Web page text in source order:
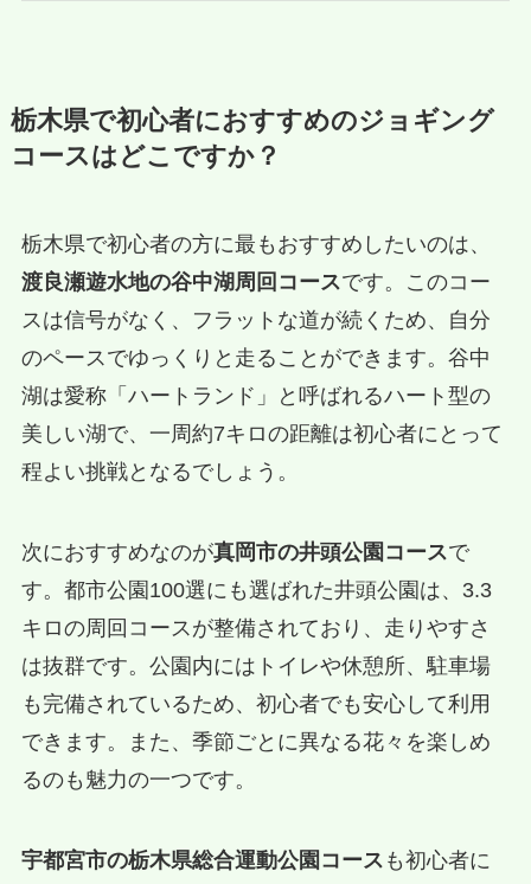
栃木県で初心者におすすめのジョギング
コースはどこですか？
栃木県で初心者の方に最もおすすめしたいのは、
渡良瀬遊水地の谷中湖周回コースです。このコー
スは信号がなく、フラットな道が続くため、自分
のペースでゆっくりと走ることができます。谷中
湖は愛称「ハートランド」と呼ばれるハート型の
美しい湖で、一周約7キロの距離は初心者にとって
程よい挑戦となるでしょう。
次におすすめなのが真岡市の井頭公園コースで
す。都市公園100選にも選ばれた井頭公園は、3.3
キロの周回コースが整備されており、走りやすさ
は抜群です。公園内にはトイレや休憩所、駐車場
も完備されているため、初心者でも安心して利用
できます。また、季節ごとに異なる花々を楽しめ
るのも魅力の一つです。
宇都宮市の栃木県総合運動公園コース も初心者に